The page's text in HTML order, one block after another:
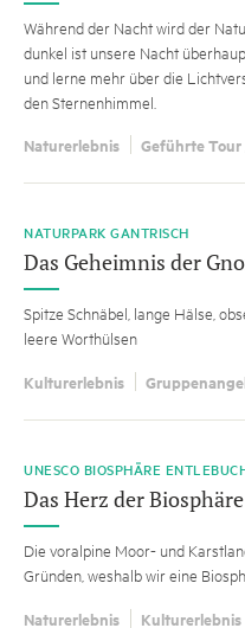
Während der Nacht wird der
dunkel ist unsere Nacht
und lerne mehr über die
den Sternenhimmel.
Naturerlebnis Geführte
NATURPARK GANTRISCH
Das Geheimnis der
Spitze Schnäbel, lange Hälse,
leere Worthülsen
Kulturerlebnis
UNESCO BIOSPHÄRE
Das Herz der Biosphäre
Die voralpine Moor- und
Gründen, weshalb wir eine
Naturerlebnis Kulturerlebnis